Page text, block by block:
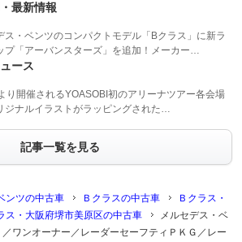
最新情報
ス・ベンツのコンパクトモデル「Bクラス」に新ラ
プ「アーバンスターズ」を追加！メーカー…
ース
り開催されるYOASOBI初のアリーナツアー各会場
ジナルイラストがラッピングされた…
記事一覧を見る
ンツの中古車 Ｂクラスの中古車
Ｂクラス・
ス・大阪府堺市美原区の中古車
メルセデス・ベ
ワンオーナー／レーダーセーフティＰＫＧ／レー